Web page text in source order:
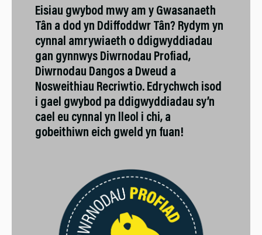
Eisiau gwybod mwy am y Gwasanaeth
Tân a dod yn Ddiffoddwr Tân? Rydym yn
cynnal amrywiaeth o ddigwyddiadau
gan gynnwys Diwrnodau Profiad,
Diwrnodau Dangos a Dweud a
Nosweithiau Recriwtio. Edrychwch isod
i gael gwybod pa ddigwyddiadau sy’n
cael eu cynnal yn lleol i chi, a
gobeithiwn eich gweld yn fuan!